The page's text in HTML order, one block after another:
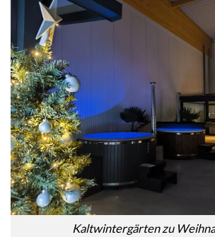
Kaltwintergärten zu